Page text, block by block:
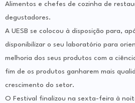
Alimentos e chefes de cozinha de
degustadores.
A UESB se colocou à disposição para,
disponibilizar o seu laboratório para
melhoria dos seus produtos com a
fim de os produtos ganharem mais
crescimento do setor.
O Festival finalizou na sexta-feira à